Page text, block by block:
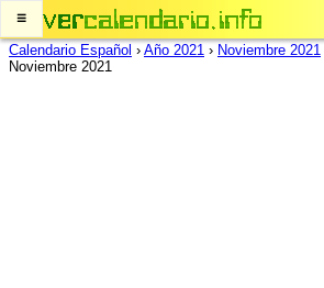
≡
Calendario Español › Año 2021 › Noviembre 2021
Noviembre 2021